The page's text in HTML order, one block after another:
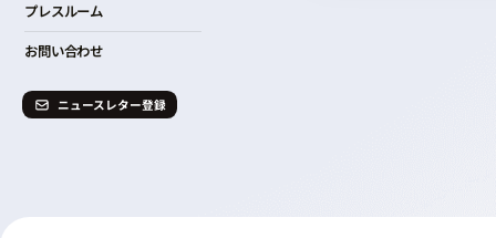
プレスルーム
お問い合わせ
ニュースレター登録